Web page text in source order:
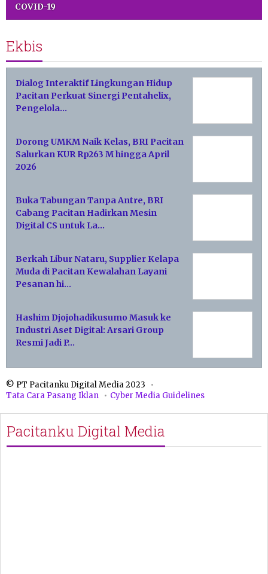
COVID-19
Ekbis
Dialog Interaktif Lingkungan Hidup
Pacitan Perkuat Sinergi Pentahelix,
Pengelola…
Dorong UMKM Naik Kelas, BRI Pacitan
Salurkan KUR Rp263 M hingga April
2026
Buka Tabungan Tanpa Antre, BRI
Cabang Pacitan Hadirkan Mesin
Digital CS untuk La…
Berkah Libur Nataru, Supplier Kelapa
Muda di Pacitan Kewalahan Layani
Pesanan hi…
Hashim Djojohadikusumo Masuk ke
Industri Aset Digital: Arsari Group
Resmi Jadi P…
© PT Pacitanku Digital Media 2023
Tata Cara Pasang Iklan
Cyber Media Guidelines
Pacitanku Digital Media